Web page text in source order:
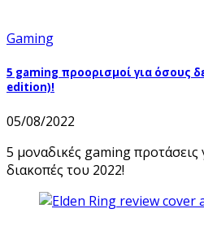
Gaming
5 gaming προορισμοί για όσους
edition)!
05/08/2022
5 μοναδικές gaming προτάσεις
διακοπές του 2022!